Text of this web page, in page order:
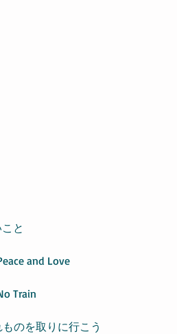
と
and Love
Train
のを取りに行こう